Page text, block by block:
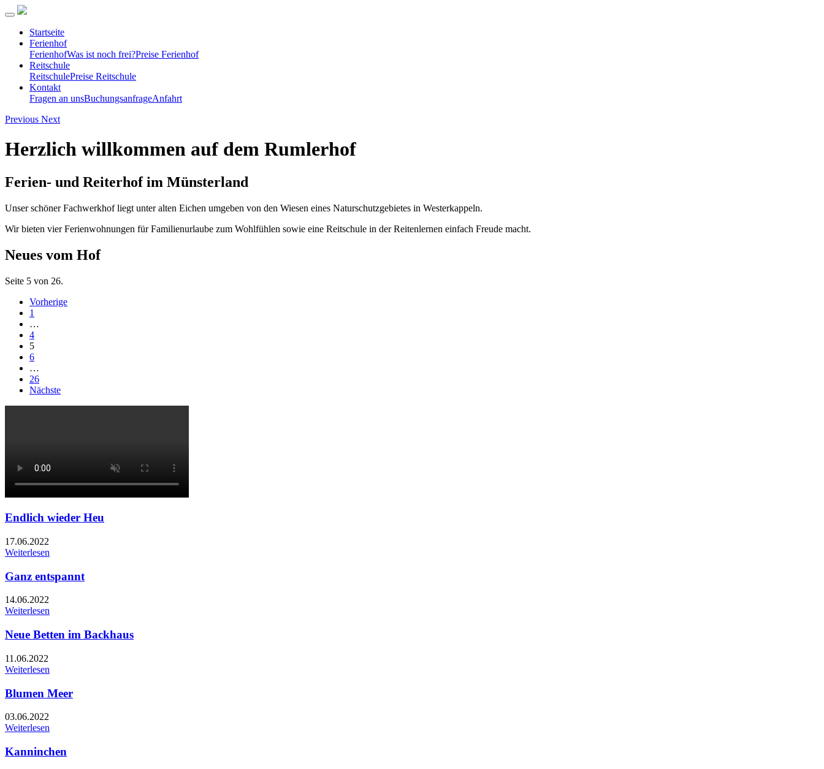
Startseite
Ferienhof
FerienhofWas ist noch frei?Preise Ferienhof
Reitschule
ReitschulePreise Reitschule
Kontakt
Fragen an unsBuchungsanfrageAnfahrt
Previous Next
Herzlich willkommen auf dem Rumlerhof
Ferien- und Reiterhof im Münsterland
Unser schöner Fachwerkhof liegt unter alten Eichen umgeben von den Wiesen eines Naturschutzgebietes in Westerkappeln.
Wir bieten vier Ferienwohnungen für Familienurlaube zum Wohlfühlen sowie eine Reitschule in der Reitenlernen einfach Freude macht.
Neues vom Hof
Seite 5 von 26.
Vorherige
1
…
4
5
6
…
26
Nächste
Endlich wieder Heu
17.06.2022
Weiterlesen
Ganz entspannt
14.06.2022
Weiterlesen
Neue Betten im Backhaus
11.06.2022
Weiterlesen
Blumen Meer
03.06.2022
Weiterlesen
Kanninchen